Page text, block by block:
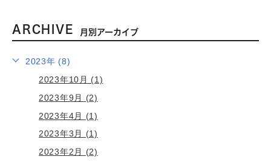
ARCHIVE 月別アーカイブ
2023年 (8)
2023年10月 (1)
2023年9月 (2)
2023年4月 (1)
2023年3月 (1)
2023年2月 (2)